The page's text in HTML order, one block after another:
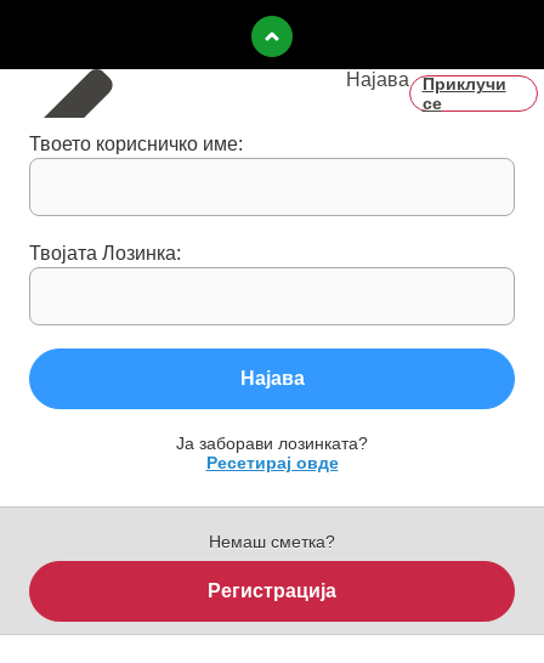
Најава
Приклучи
се
Твоето корисничко име:
Твојата Лозинка:
Најава
Ја заборави лозинката?
Ресетирај овде
Немаш сметка?
Регистрација